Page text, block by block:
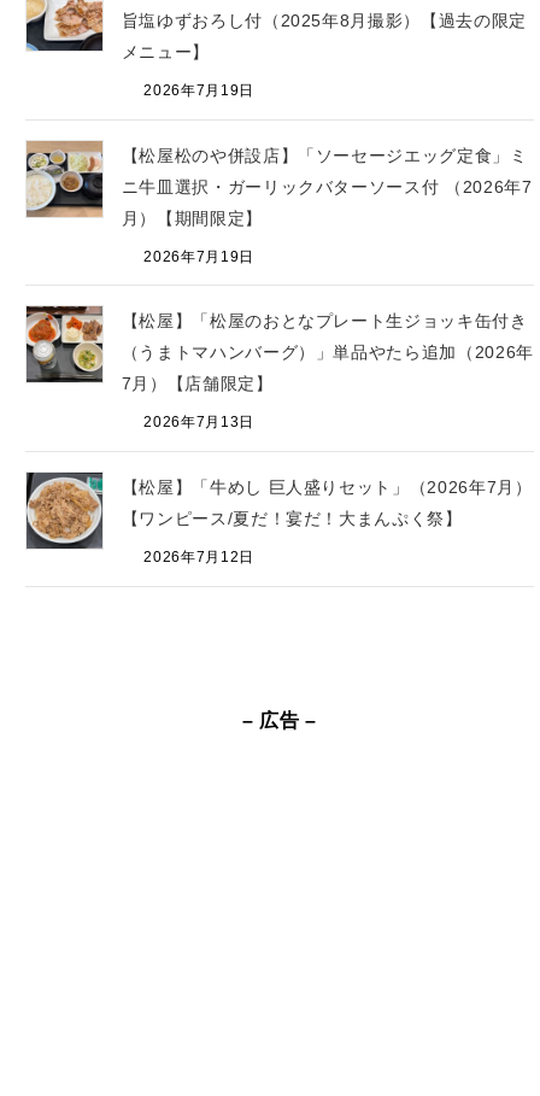
旨塩ゆずおろし付（2025年8月撮影）【過去の限定
メニュー】
2026年7月19日
【松屋松のや併設店】「ソーセージエッグ定食」ミ
ニ牛皿選択・ガーリックバターソース付 （2026年7
月）【期間限定】
2026年7月19日
【松屋】「松屋のおとなプレート生ジョッキ缶付き
（うまトマハンバーグ）」単品やたら追加（2026年
7月）【店舗限定】
2026年7月13日
【松屋】「牛めし 巨人盛りセット」（2026年7月）
【ワンピース/夏だ！宴だ！大まんぷく祭】
2026年7月12日
– 広告 –